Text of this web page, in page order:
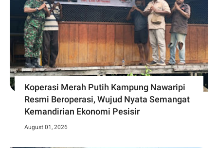
Koperasi Merah Putih Kampung Nawaripi
Resmi Beroperasi, Wujud Nyata Semangat
Kemandirian Ekonomi Pesisir
August 01, 2026